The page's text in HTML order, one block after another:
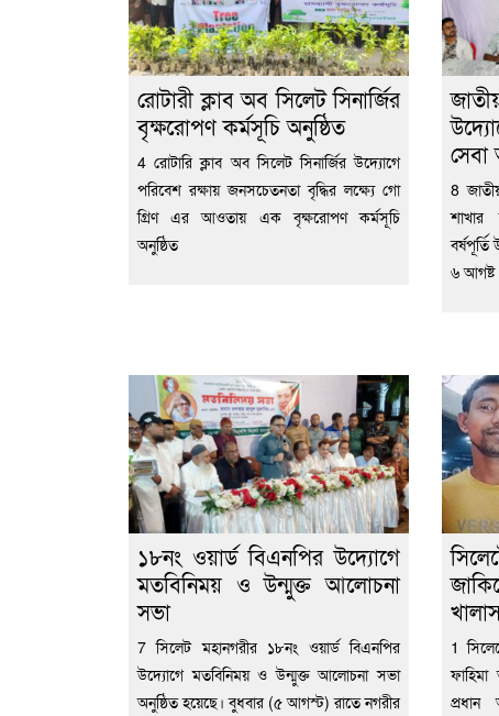
রোটারী ক্লাব অব সিলেট সিনার্জির
বৃক্ষরোপণ কর্মসূচি অনুষ্ঠিত
4 রোটারি ক্লাব অব সিলেট সিনার্জির উদ্যোগে
পরিবেশ রক্ষায় জনসচেতনতা বৃদ্ধির লক্ষ্যে গো
গ্রিণ এর আওতায় এক বৃক্ষরোপণ কর্মসূচি
অনুষ্ঠিত
8
শাখার
৬ আগষ্ট
১৮নং ওয়ার্ড বিএনপির উদ্যোগে
মতবিনিময় ও উন্মুক্ত আলোচনা
সভা
7 সিলেট মহানগরীর ১৮নং ওয়ার্ড বিএনপির
উদ্যোগে মতবিনিময় ও উন্মুক্ত আলোচনা সভা
অনুষ্ঠিত হয়েছে। বুধবার (৫ আগস্ট) রাতে নগরীর
1
প্রধান